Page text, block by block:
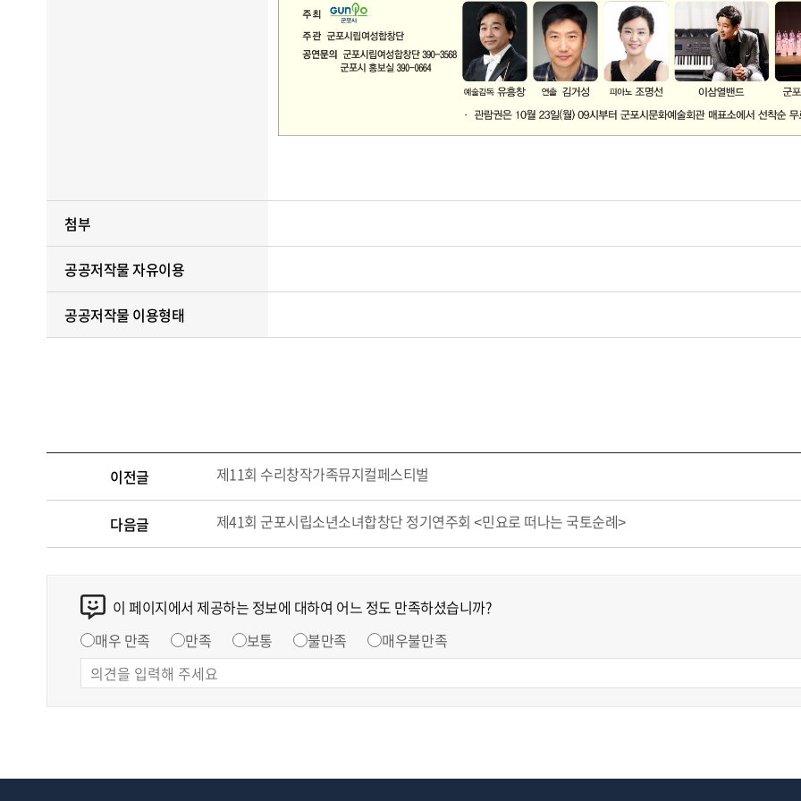
첨부
공공저작물 자유이용
공공저작물 이용형태
이전글 제11회 수리창작가족뮤지컬페스티벌
다음글 제41회 군포시립소년소녀합창단 정기연주회 <민요로 떠나는 국토순례>
이 페이지에서 제공하는 정보에 대하여 어느 정도 만족하셨습니까?
매우 만족
만족 보통 불만족 매우불만족